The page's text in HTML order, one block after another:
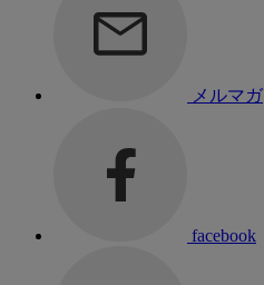
メルマガ
facebook